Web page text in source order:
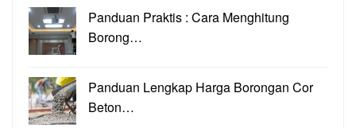
Panduan Praktis : Cara Menghitung
Borong…
Panduan Lengkap Harga Borongan Cor
Beton…